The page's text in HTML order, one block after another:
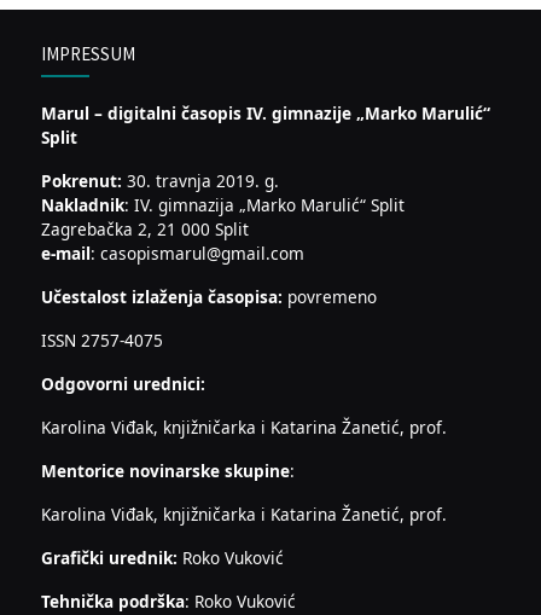
IMPRESSUM
Marul – digitalni časopis IV. gimnazije „Marko Marulić“
Split
Pokrenut: 30. travnja 2019. g.
Nakladnik: IV. gimnazija „Marko Marulić“ Split
Zagrebačka 2, 21 000 Split
e-mail: casopismarul@gmail.com
Učestalost izlaženja časopisa: povremeno
ISSN 2757-4075
Odgovorni urednici:
Karolina Viđak, knjižničarka i Katarina Žanetić, prof.
Mentorice novinarske skupine:
Karolina Viđak, knjižničarka i Katarina Žanetić, prof.
Grafički urednik: Roko Vuković
Tehnička podrška: Roko Vuković